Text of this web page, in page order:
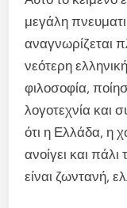
μεγάλη
αναγνωρίζεται
νεότερη
φιλοσοφία,
λογοτεχνία και
ότι η Ελλάδα, η
ανοίγει και
είναι ζωντανή,